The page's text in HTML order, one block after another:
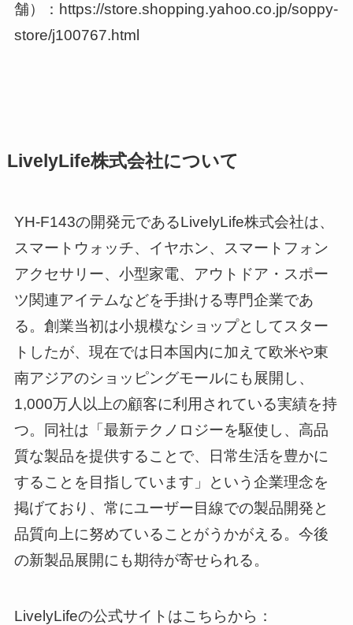
舗）：https://store.shopping.yahoo.co.jp/soppy-
store/j100767.html
LivelyLife株式会社について
YH-F143の開発元であるLivelyLife株式会社は、
スマートウォッチ、イヤホン、スマートフォン
アクセサリー、小型家電、アウトドア・スポー
ツ関連アイテムなどを手掛ける専門企業であ
る。創業当初は小規模なショップとしてスター
トしたが、現在では日本国内に加えて欧米や東
南アジアのショッピングモールにも展開し、
1,000万人以上の顧客に利用されている実績を持
つ。同社は「最新テクノロジーを駆使し、高品
質な製品を提供することで、日常生活を豊かに
することを目指しています」という企業理念を
掲げており、常にユーザー目線での製品開発と
品質向上に努めていることがうかがえる。今後
の新製品展開にも期待が寄せられる。
LivelyLifeの公式サイトはこちらから：